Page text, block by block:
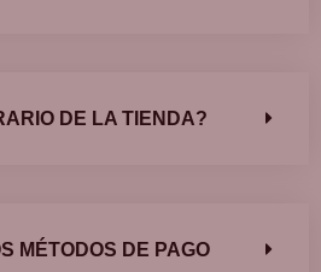
DE LA TIENDA?
MÉTODOS DE PAGO